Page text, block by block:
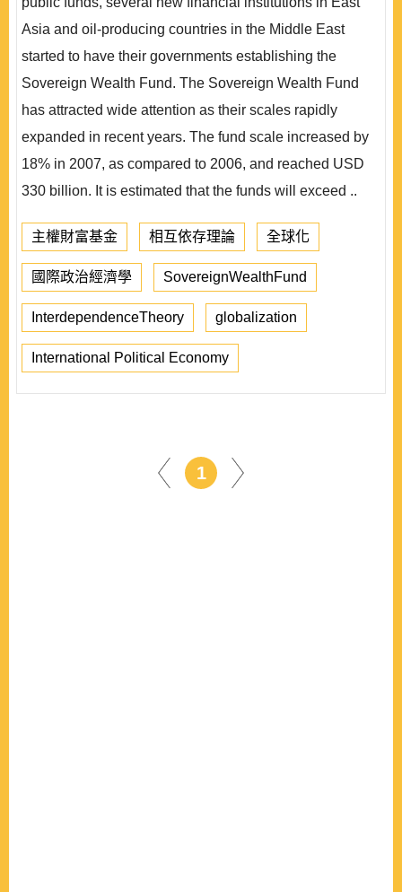
Asia and oil-producing countries in the Middle East
started to have their governments establishing the
Sovereign Wealth Fund. The Sovereign Wealth Fund
has attracted wide attention as their scales rapidly
expanded in recent years. The fund scale increased by
18% in 2007, as compared to 2006, and reached USD
330 billion. It is estimated that the funds will exceed ..
主權財富基金 相互依存理論 全球化
國際政治經濟學 SovereignWealthFund
InterdependenceTheory globalization
International Political Economy
1